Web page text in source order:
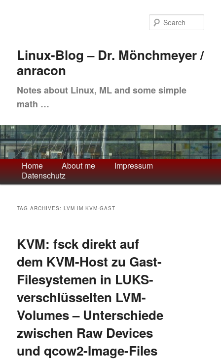
content
contentLinux-Blog – Dr. Mönchmeyer /
anracon
Notes about Linux, ML and some simple
math …
Main
menu
Home About me
Impressum
Datenschutz
TAG ARCHIVES:LVM IM KVM-GAST
KVM: fsck direkt auf
dem KVM-Host zu Gast-
Filesystemen in LUKS-
verschlüsselten LVM-
Volumes – Unterschiede
zwischen Raw Devices
und qcow2-Image-Files